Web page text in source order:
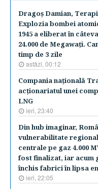
Dragoş Damian,
Explozia bombei
1945 a eliberat în
24.000 de Megawaţi.
timp de 3 zile
astăzi, 00:12
Compania naţională
acţionariatul unei
LNG
ieri, 23:40
Din hub imaginar,
vulnerabilitate
centrale pe gaz 4.000
fost finalizat, iar acum
închis fabrici în lipsa
ieri, 22:05